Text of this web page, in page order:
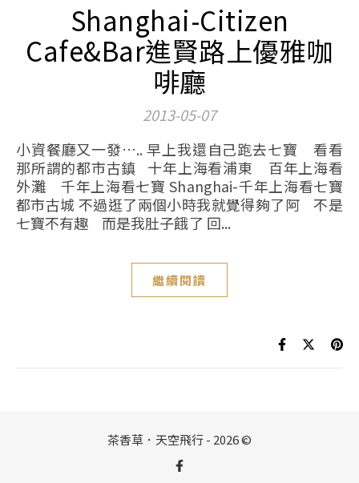
Shanghai-Citizen
Cafe&Bar進賢路上優雅咖
啡廳
2013-05-07
小資餐廳又一發….. 早上我還自己跑去七寶 看看
那所謂的都市古鎮 十年上海看浦東 百年上海看
外灘 千年上海看七寶 Shanghai-千年上海看七寶
都市古城 不過逛了兩個小時我就覺得夠了阿 不是
七寶不有趣 而是我肚子餓了 回...
繼續閱讀
茶香草．天空飛行 - 2026 ©